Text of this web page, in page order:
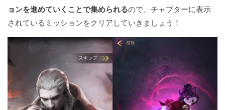
ョンを進めていくことで集められるので、チャプターに表示
されているミッションをクリアしていきましょう！